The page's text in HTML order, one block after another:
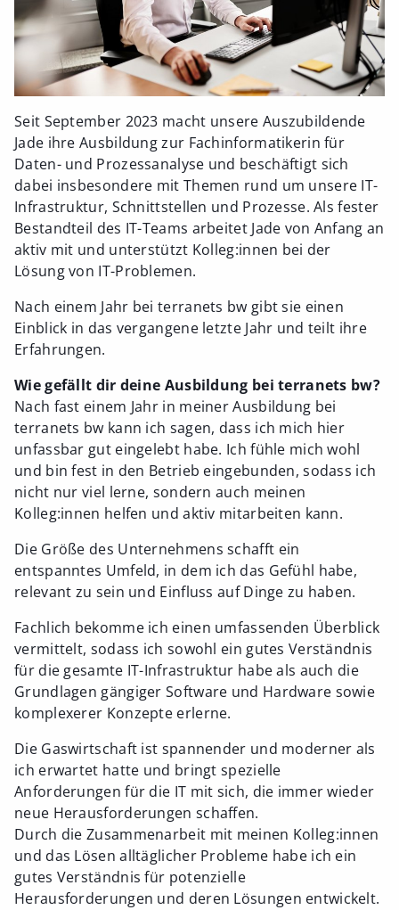
Seit September 2023 macht unsere Auszubildende
Jade ihre Ausbildung zur Fachinformatikerin für
Daten- und Prozessanalyse und beschäftigt sich
dabei insbesondere mit Themen rund um unsere IT-
Infrastruktur, Schnittstellen und Prozesse. Als fester
Bestandteil des IT-Teams arbeitet Jade von Anfang an
aktiv mit und unterstützt Kolleg:innen bei der
Lösung von IT-Problemen.
Nach einem Jahr bei terranets bw gibt sie einen
Einblick in das vergangene letzte Jahr und teilt ihre
Erfahrungen.
Wie gefällt dir deine Ausbildung bei terranets bw?
Nach fast einem Jahr in meiner Ausbildung bei
terranets bw kann ich sagen, dass ich mich hier
unfassbar gut eingelebt habe. Ich fühle mich wohl
und bin fest in den Betrieb eingebunden, sodass ich
nicht nur viel lerne, sondern auch meinen
Kolleg:innen helfen und aktiv mitarbeiten kann.
Die Größe des Unternehmens schafft ein
entspanntes Umfeld, in dem ich das Gefühl habe,
relevant zu sein und Einfluss auf Dinge zu haben.
Fachlich bekomme ich einen umfassenden Überblick
vermittelt, sodass ich sowohl ein gutes Verständnis
für die gesamte IT-Infrastruktur habe als auch die
Grundlagen gängiger Software und Hardware sowie
komplexerer Konzepte erlerne.
Die Gaswirtschaft ist spannender und moderner als
ich erwartet hatte und bringt spezielle
Anforderungen für die IT mit sich, die immer wieder
neue Herausforderungen schaffen.
Durch die Zusammenarbeit mit meinen Kolleg:innen
und das Lösen alltäglicher Probleme habe ich ein
gutes Verständnis für potenzielle
Herausforderungen und deren Lösungen entwickelt.